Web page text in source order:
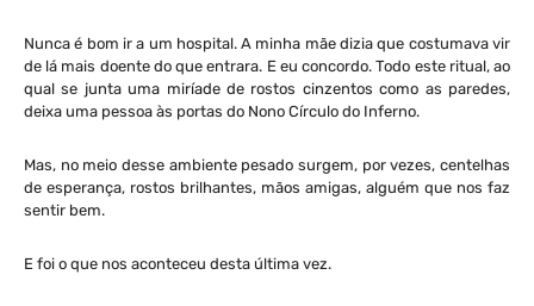
Nunca é bom ir a um hospital. A minha mãe dizia que costumava vir
de lá mais doente do que entrara. E eu concordo. Todo este ritual, ao
qual se junta uma miríade de rostos cinzentos como as paredes,
deixa uma pessoa às portas do Nono Círculo do Inferno.
Mas, no meio desse ambiente pesado surgem, por vezes, centelhas
de esperança, rostos brilhantes, mãos amigas, alguém que nos faz
sentir bem.
E foi o que nos aconteceu desta última vez.